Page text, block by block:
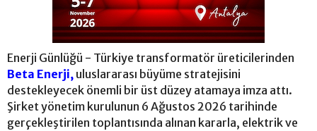
Enerji Günlüğü - Türkiye transformatör üreticilerinden
Beta Enerji, uluslararası büyüme stratejisini
destekleyecek önemli bir üst düzey atamaya imza attı.
Şirket yönetim kurulunun 6 Ağustos 2026 tarihinde
gerçekleştirilen toplantısında alınan kararla, elektrik ve